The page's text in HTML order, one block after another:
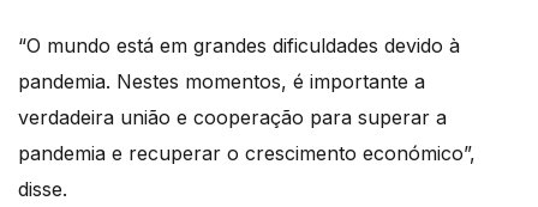
“O mundo está em grandes dificuldades devido à
pandemia. Nestes momentos, é importante a
verdadeira união e cooperação para superar a
pandemia e recuperar o crescimento económico”,
disse.